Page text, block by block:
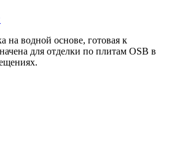
на водной основе, готовая к
для отделки по плитам OSB в